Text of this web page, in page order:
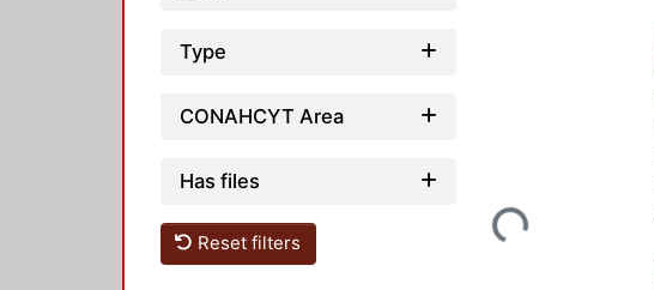
Type
CONAHCYT Area
Has files
Reset filters Loading...